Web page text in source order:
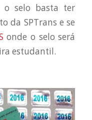
o selo basta ter
da SPTrans e se
onde o selo será
estudantil.